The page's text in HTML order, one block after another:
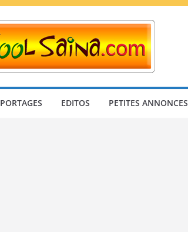
EDITOS PETITES ANNONCES